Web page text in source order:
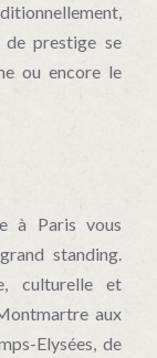
de prestige se
ou encore le
à Paris vous
standing.
culturelle et
aux
Elysées, de